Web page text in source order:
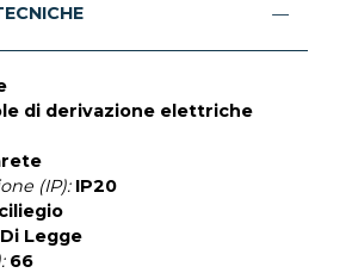
di derivazione elettriche
(IP): IP20
Di Legge
66